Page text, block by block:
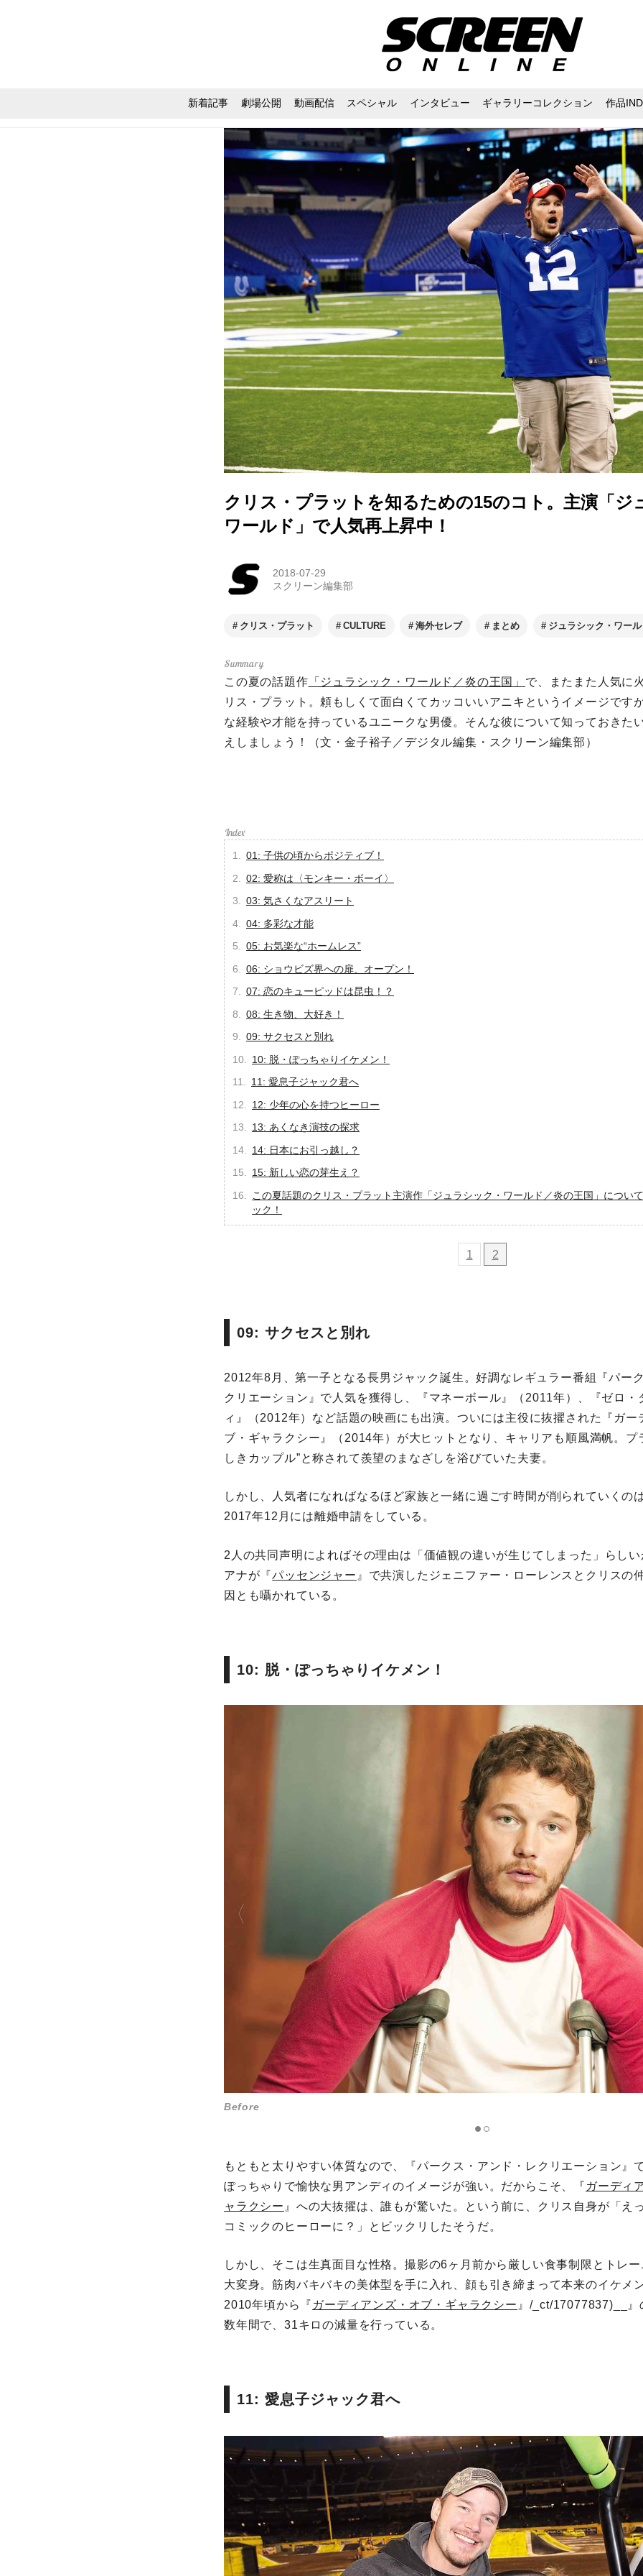
新着記事 劇場公開 動画配信 スペシャル インタビュー ギャラリーコレクション 作品
クリス・プラットを知るための15のコト。主演「ジ
ワールド」で人気再上昇中！
2018-07-29
スクリーン編集部
クリス・プラット CULTURE 海外セレブ まとめ ジュラシック・ワー
この夏の話題作 「ジュラシック・ワールド／炎の王国」 で、またまた人気に
リス・プラット。頼もしくて面白くてカッコいいアニキというイメージです
な経験や才能を持っているユニークな男優。そんな彼について知っておきた
えしましょう！（文・金子裕子／デジタル編集・スクリーン編集部）
01: 子供の頃からポジティブ！
02: 愛称は〈モンキー・ボーイ〉
03: 気さくなアスリート
04: 多彩な才能
05: お気楽な“ホームレス”
06: ショウビズ界への扉、オープン！
07: 恋のキューピッドは昆虫！？
08: 生き物、大好き！
09: サクセスと別れ
10: 脱・ぽっちゃりイケメン！
11: 愛息子ジャック君へ
12: 少年の心を持つヒーロー
13: あくなき演技の探求
14: 日本にお引っ越し？
15: 新しい恋の芽生え？
この夏話題のクリス・プラット主演作「ジュラシック・ワールド／炎の王国」につい
ック！
1 2
09: サクセスと別れ
2012年8月、第一子となる長男ジャック誕生。好調なレギュラー番組『パー
クリエーション』で人気を獲得し、『マネーボール』（2011年）、『ゼロ・
ィ』（2012年）など話題の映画にも出演。ついには主役に抜擢された『ガー
ブ・ギャラクシー』（2014年）が大ヒットとなり、キャリアも順風満帆。プ
しきカップル”と称されて羨望のまなざしを浴びていた夫妻。
しかし、人気者になればなるほど家族と一緒に過ごす時間が削られていくの
2017年12月には離婚申請をしている。
2人の共同声明によればその理由は「価値観の違いが生じてしまった」らしい
アナが『パッセンジャー 』で共演したジェニファー・ローレンスとクリスの
因とも囁かれている。
10: 脱・ぽっちゃりイケメン！
Before
After
もともと太りやすい体質なので、『パークス・アンド・レクリエーション』
ぽっちゃりで愉快な男アンディのイメージが強い。だからこそ、『 ガーディ
ャラクシー 』への大抜擢は、誰もが驚いた。という前に、クリス自身が「え
コミックのヒーローに？」とビックリしたそうだ。
しかし、そこは生真面目な性格。撮影の6ヶ月前から厳しい食事制限とトレ
大変身。筋肉バキバキの美体型を手に入れ、顔も引き締まって本来のイケメ
2010年頃から『 ガーディアンズ・オブ・ギャラクシー 』/_ct/17077837)__』
数年間で、31キロの減量を行っている。
11: 愛息子ジャック君へ